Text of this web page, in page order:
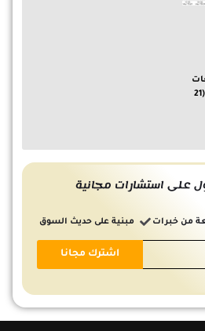
حذرة مع ترقب المستثمرين (21
على استشارات مجانية
من خبرات مبنية على حديث السوق